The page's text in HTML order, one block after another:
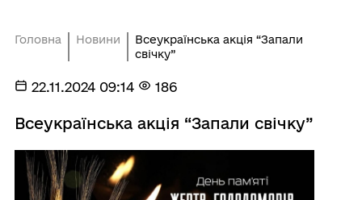
Головна Новини
Всеукраїнська акція “Запали
свічку”
22.11.2024 09:14 186
Всеукраїнська акція “Запали свічку”